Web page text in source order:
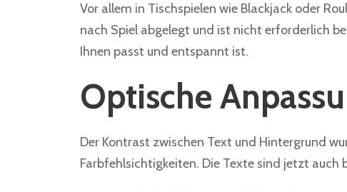
Vor allem in Tischspielen wie Blackjack oder
nach Spiel abgelegt und ist nicht erforderlich
Ihnen passt und entspannt ist.
Optische
Der Kontrast zwischen Text und Hintergrund
Farbfehlsichtigkeiten. Die Texte sind jetzt auch